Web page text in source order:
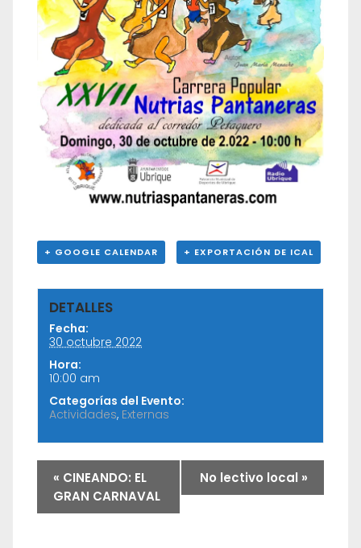
+ GOOGLE CALENDAR + EXPORTACIÓN DE ICAL
DETALLES
Fecha:
30 octubre 2022
Hora:
10:00 am
Categorías del Evento:
Actividades, Externas
« CINEANDO: EL
GRAN CARNAVAL
No lectivo local »